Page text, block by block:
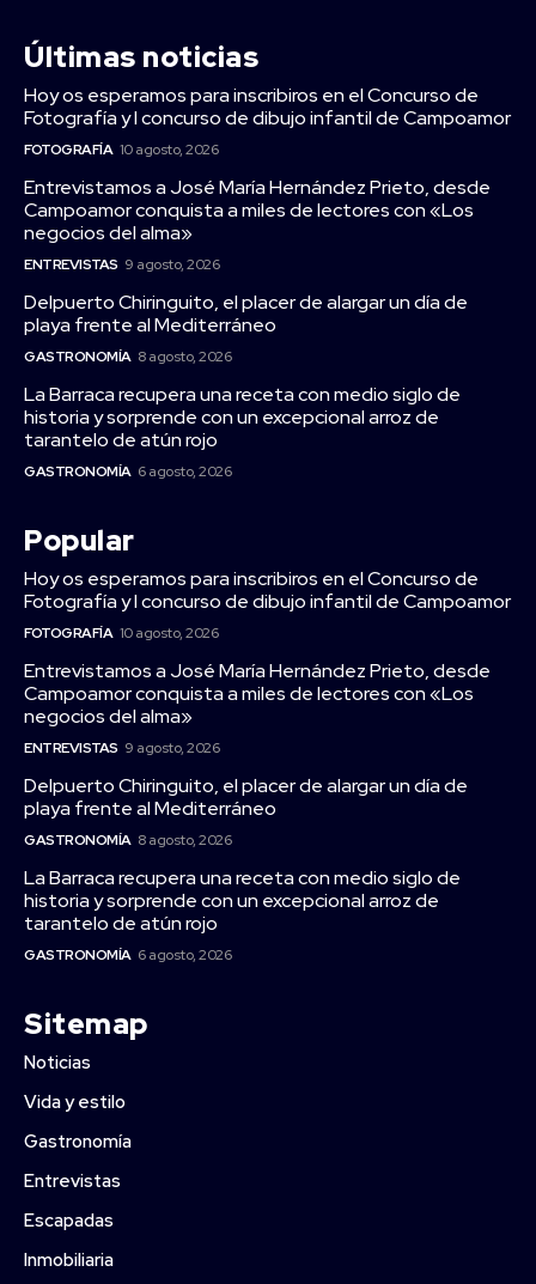
Últimas noticias
Hoy os esperamos para inscribiros en el Concurso de
Fotografía y I concurso de dibujo infantil de Campoamor
FOTOGRAFÍA 10 agosto, 2026
Entrevistamos a José María Hernández Prieto, desde
Campoamor conquista a miles de lectores con «Los
negocios del alma»
ENTREVISTAS 9 agosto, 2026
Delpuerto Chiringuito, el placer de alargar un día de
playa frente al Mediterráneo
GASTRONOMÍA 8 agosto, 2026
La Barraca recupera una receta con medio siglo de
historia y sorprende con un excepcional arroz de
tarantelo de atún rojo
GASTRONOMÍA 6 agosto, 2026
Popular
Hoy os esperamos para inscribiros en el Concurso de
Fotografía y I concurso de dibujo infantil de Campoamor
FOTOGRAFÍA 10 agosto, 2026
Entrevistamos a José María Hernández Prieto, desde
Campoamor conquista a miles de lectores con «Los
negocios del alma»
ENTREVISTAS 9 agosto, 2026
Delpuerto Chiringuito, el placer de alargar un día de
playa frente al Mediterráneo
GASTRONOMÍA 8 agosto, 2026
La Barraca recupera una receta con medio siglo de
historia y sorprende con un excepcional arroz de
tarantelo de atún rojo
GASTRONOMÍA 6 agosto, 2026
Sitemap
Noticias
Vida y estilo
Gastronomía
Entrevistas
Escapadas
Inmobiliaria